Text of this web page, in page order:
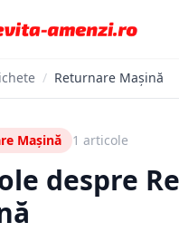
/ Returnare Mașină
Mașină 1 articole
despre